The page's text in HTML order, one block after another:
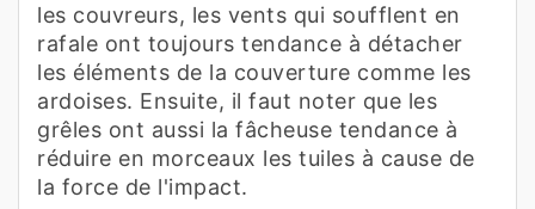
les couvreurs, les vents qui soufflent en
rafale ont toujours tendance à détacher
les éléments de la couverture comme les
ardoises. Ensuite, il faut noter que les
grêles ont aussi la fâcheuse tendance à
réduire en morceaux les tuiles à cause de
la force de l'impact.